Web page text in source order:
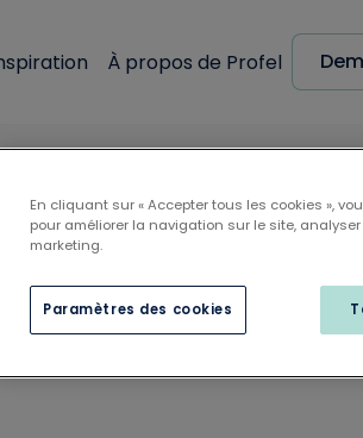
À propos de Profel
primes
mes
En cliquant sur « Accepter tous les cookies »,
pour améliorer la navigation sur le site,
marketing.
Paramètres des cookies